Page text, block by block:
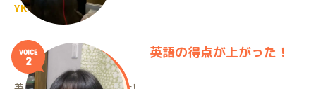
YKくん（中1）
VOICE
2
英語の得点が上がった！